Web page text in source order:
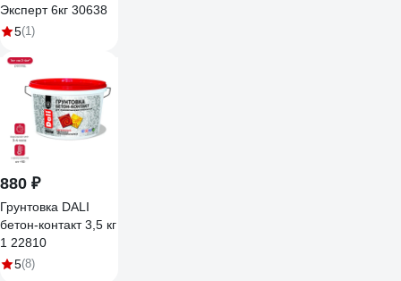
Эксперт 6кг 30638
5(1)
880 ₽
Грунтовка DALI
бетон-контакт 3,5 кг
1 22810
5(8)